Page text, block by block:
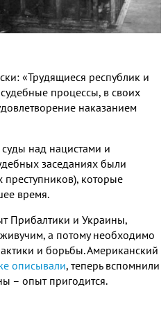
«Трудящиеся республик и
процессы, в своих
наказанием
суды над нацистами и
заседаниях были
которые
время.
Прибалтики и Украины,
а потому необходимо
и борьбы. Американский
описывали, теперь вспомнили
– опыт пригодится.